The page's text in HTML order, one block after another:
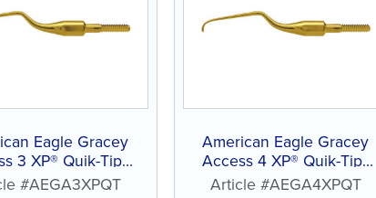
Eagle Gracey
3 XP® Quik-Tip™
affûtage
#AEGA3XPQT
American Eagle Gracey
Access 4 XP® Quik-Tip™
sans affûtage
Article #AEGA4XPQT